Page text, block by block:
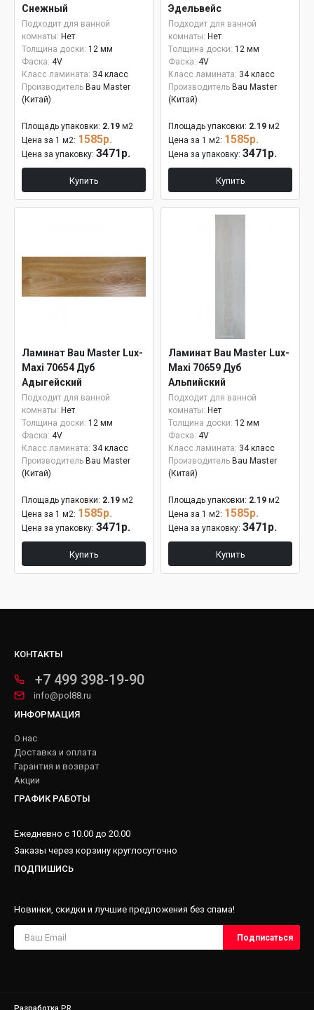
Снежный
Подходит для ванной
комнаты: Нет
Толщина доски: 12 мм
Фаска: 4V
Класс ламината: 34 класс
Производитель Bau Master
(Китай)
Площадь упаковки: 2.19 м2
Цена за 1 м2: 1585р.
Цена за упаковку: 3471р.
Купить
Эдельвейс
Подходит для ванной
комнаты: Нет
Толщина доски: 12 мм
Фаска: 4V
Класс ламината: 34 класс
Производитель Bau Master
(Китай)
Площадь упаковки: 2.19 м2
Цена за 1 м2: 1585р.
Цена за упаковку: 3471р.
Купить
Ламинат Bau Master Lux-
Maxi 70654 Дуб
Адыгейский
Подходит для ванной
комнаты: Нет
Толщина доски: 12 мм
Фаска: 4V
Класс ламината: 34 класс
Производитель Bau Master
(Китай)
Площадь упаковки: 2.19 м2
Цена за 1 м2: 1585р.
Цена за упаковку: 3471р.
Купить
Ламинат Bau Master Lux-
Maxi 70659 Дуб
Альпийский
Подходит для ванной
комнаты: Нет
Толщина доски: 12 мм
Фаска: 4V
Класс ламината: 34 класс
Производитель Bau Master
(Китай)
Площадь упаковки: 2.19 м2
Цена за 1 м2: 1585р.
Цена за упаковку: 3471р.
Купить
КОНТАКТЫ
+7 499 398-19-90
info@pol88.ru
ИНФОРМАЦИЯ
О нас
Доставка и оплата
Гарантия и возврат
Акции
ГРАФИК РАБОТЫ
Ежедневно с 10.00 до 20.00
Заказы через корзину круглосуточно
ПОДПИШИСЬ
Новинки, скидки и лучшие предложения без спама!